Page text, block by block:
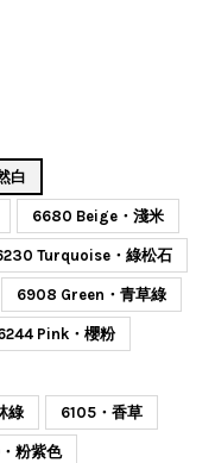
白
6680 Beige・淺米
Turquoise・綠松石
6908 Green・青草綠
Pink・櫻粉
綠 6105・香草
粉紫色